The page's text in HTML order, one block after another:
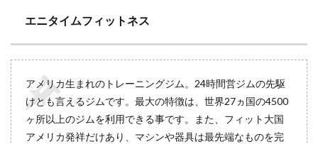
エニタイムフィットネス
アメリカ生まれのトレーニングジム。24時間営ジムの先駆
けとも言えるジムです。最大の特徴は、世界27ヵ国の4500
ヶ所以上のジムを利用できる事です。また、フィット大国
アメリカ発祥だけあり、マシンや器具は最先端なものを完